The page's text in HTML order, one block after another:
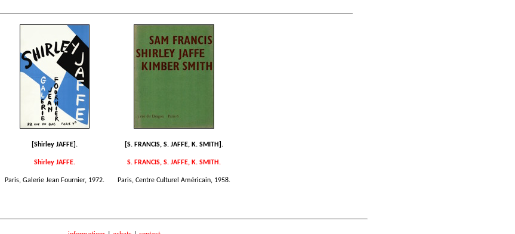
[Shirley JAFFE].
Shirley JAFFE.
Paris, Galerie Jean Fournier, 1972.
[S. FRANCIS, S. JAFFE, K. SMITH].
S. FRANCIS, S. JAFFE, K. SMITH.
Paris, Centre Culturel Américain, 1958.